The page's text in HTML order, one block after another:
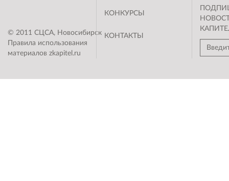
© 2011 СЦСА, Новосибирск
Правила использования
материалов zkapitel.ru
КОНКУРСЫ
КОНТАКТЫ